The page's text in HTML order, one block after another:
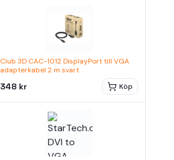
Club 3D CAC-1012 DisplayPort till VGA
adapterkabel 2 m svart
348 kr Köp